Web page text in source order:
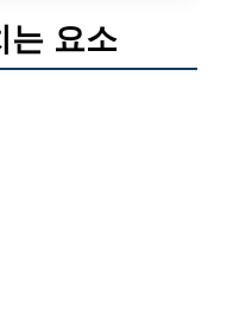
는 요소